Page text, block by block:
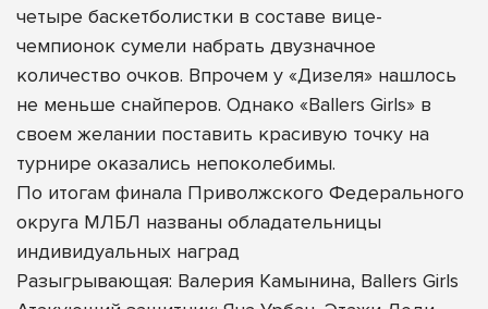
четыре баскетболистки в составе вице-
чемпионок сумели набрать двузначное
количество очков. Впрочем у «Дизеля» нашлось
не меньше снайперов. Однако «Ballers Girls» в
своем желании поставить красивую точку на
турнире оказались непоколебимы.
По итогам финала Приволжского Федерального
округа МЛБЛ названы обладательницы
индивидуальных наград
Разыгрывающая: Валерия Камынина, Ballers Girls